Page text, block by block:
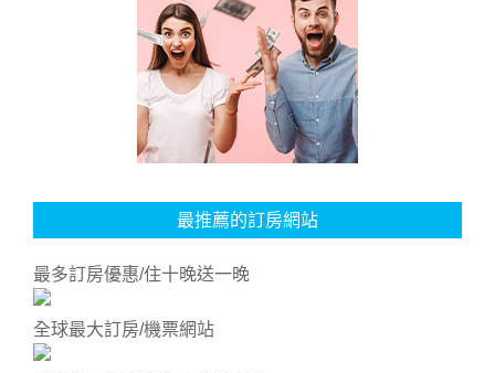
最推薦的訂房網站
最多訂房優惠/住十晚送一晚
全球最大訂房/機票網站